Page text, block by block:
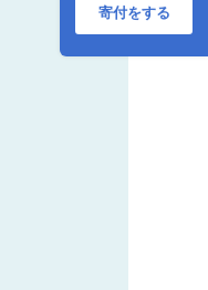
寄付をする